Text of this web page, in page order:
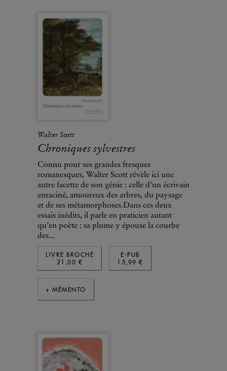
Walter Scott
Chroniques sylvestres
Connu pour ses grandes fresques
romanesques, Walter Scott révèle ici une
autre facette de son génie : celle d’un écrivain
enraciné, amoureux des arbres, du paysage
et de ses métamorphoses.Dans ces deux
essais inédits, il parle en praticien autant
qu’en poète : sa plume y épouse la courbe
des...
LIVRE BROCHÉ
21,00 €
E-PUB
15,99 €
+ MÉMENTO